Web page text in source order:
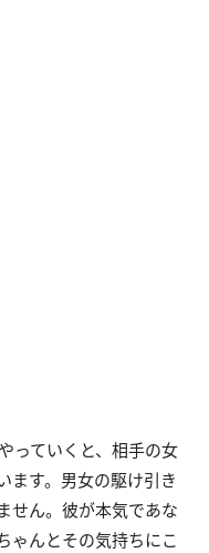
っていくと、相手の女
ます。男女の駆け引き
せん。彼が本気であな
ゃんとその気持ちにこ